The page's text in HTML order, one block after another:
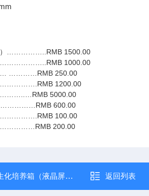
）……………..RMB 1500.00
…………………..RMB 1000.00
…………RMB 250.00
1200.00
5000.00
600.00
100.00
200.00
箱（液晶屏幕控制器） 返回列表